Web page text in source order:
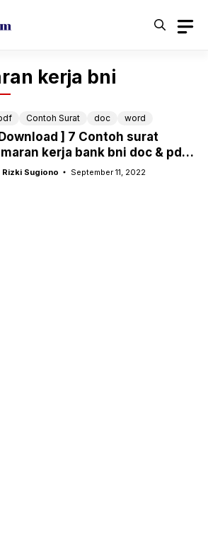
kerja bni
Contoh Surat doc word
] 7 Contoh surat
kerja bank bni doc & pdf
Rizki Sugiono September 11, 2022